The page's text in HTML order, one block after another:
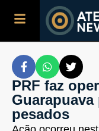
PRF faz
pesados